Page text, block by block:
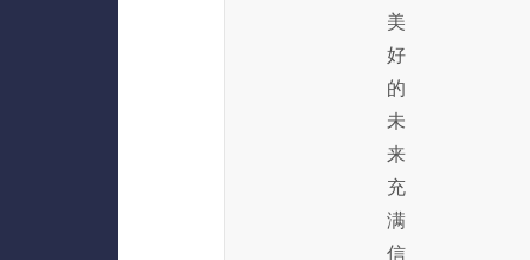
美
好
的
未
来
充
满
信